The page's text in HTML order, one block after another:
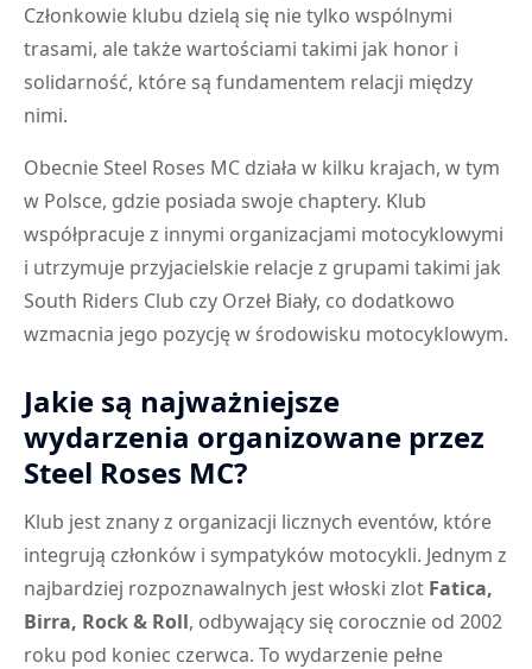
Członkowie klubu dzielą się nie tylko wspólnymi
trasami, ale także wartościami takimi jak honor i
solidarność, które są fundamentem relacji między
nimi.
Obecnie Steel Roses MC działa w kilku krajach, w tym
w Polsce, gdzie posiada swoje chaptery. Klub
współpracuje z innymi organizacjami motocyklowymi
i utrzymuje przyjacielskie relacje z grupami takimi jak
South Riders Club czy Orzeł Biały, co dodatkowo
wzmacnia jego pozycję w środowisku motocyklowym.
Jakie są najważniejsze
wydarzenia organizowane przez
Steel Roses MC?
Klub jest znany z organizacji licznych eventów, które
integrują członków i sympatyków motocykli. Jednym z
najbardziej rozpoznawalnych jest włoski zlot Fatica,
Birra, Rock & Roll, odbywający się corocznie od 2002
roku pod koniec czerwca. To wydarzenie pełne